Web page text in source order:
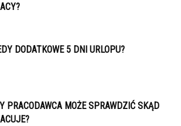
DODATKOWE 5 DNI URLOPU?
PRACODAWCA MOŻE SPRAWDZIĆ SKĄD